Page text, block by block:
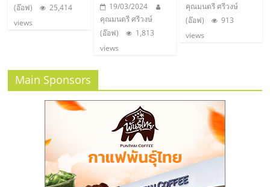
(อ๊อฟ)
25,414
views
19/03/2024
คุณมนตรี ศรีวงษ์
(อ๊อฟ)
1,813
views
คุณมนตรี ศรีวงษ์
(อ๊อฟ)
913
views
Main Sponsors